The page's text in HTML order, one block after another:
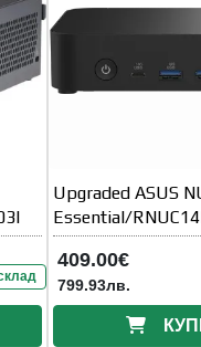
Upgraded ASUS
Essential/
002/N97
Processor/
SO-DIMM/5xUSB
409.00€
799.93лв.